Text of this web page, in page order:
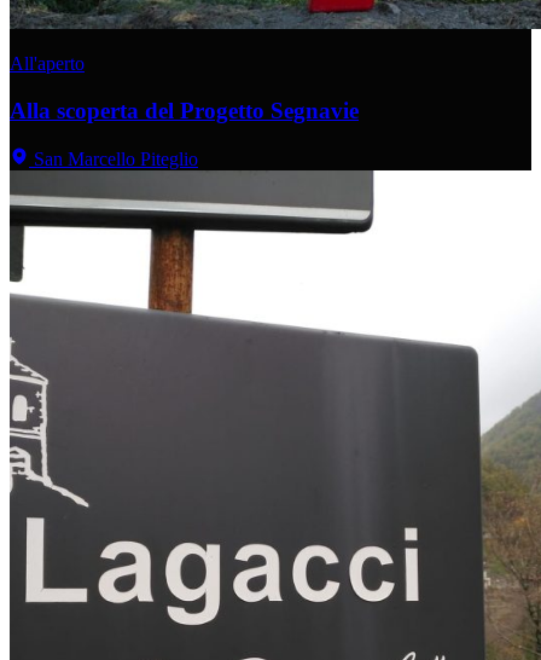
All'aperto
Alla scoperta del Progetto Segnavie
San Marcello Piteglio